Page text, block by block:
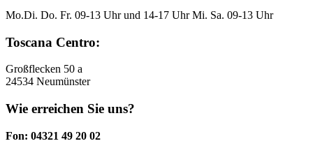
Mo.Di. Do. Fr. 09-13 Uhr und 14-17 Uhr Mi. Sa. 09-13 Uhr
Toscana Centro:
Großflecken 50 a
24534 Neumünster
Wie erreichen Sie uns?
Fon: 04321 49 20 02